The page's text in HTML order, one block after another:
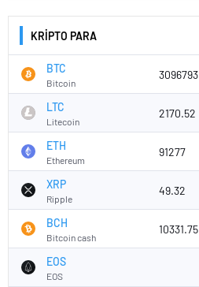
KRİPTO PARA
BTC
Bitcoin
3096793
LTC
Litecoin
2170.52
ETH
Ethereum
91277
XRP
Ripple
49.32
BCH
Bitcoin cash
10331.75
EOS
EOS